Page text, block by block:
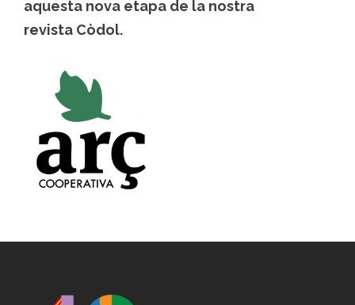
aquesta nova etapa de la nostra
revista Còdol.